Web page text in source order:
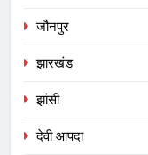
जौनपुर
झारखंड
झांसी
देवी आपदा